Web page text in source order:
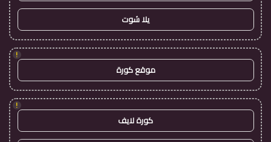
يلا شوت
!
موقع كورة
!
كورة لايف